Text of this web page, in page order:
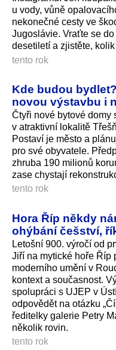
u vody, vůně
nekonečné cesty ve
Jugoslávie. Vraťte se
desetiletí a zjistěte,
tento rok
Kde budou
novou výstavbu i
Čtyři nové bytové domy
v atraktivní lokalitě
Postaví je město a
pro své obyvatele.
zhruba 190 milionů
zase chystají
tento rok
Hora Říp někdy
ohýbání češství,
Letošní 900. výročí od
Jiří na mytické hoře Říp
moderního umění v
kontext a současnost.
spolupráci s UJEP v
odpovědět na otázku
ředitelky galerie Petry
několik rovin.
tento rok